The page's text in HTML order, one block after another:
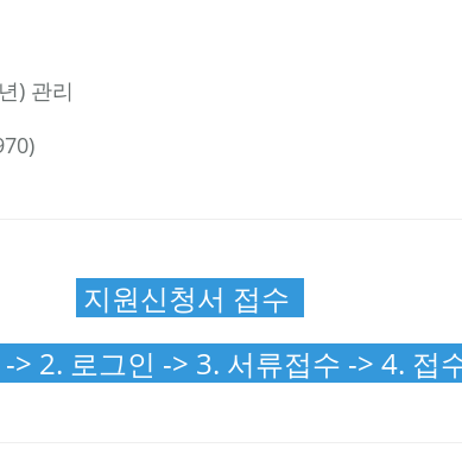
) 관리
지원신청서 접수
> 2. 로그인 -> 3. 서류접수 -> 4.